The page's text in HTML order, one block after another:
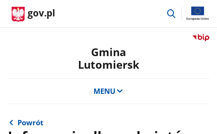
gov.pl
przejdź
Przejdź
Gmina
Lutomiersk
MENU
Powrót